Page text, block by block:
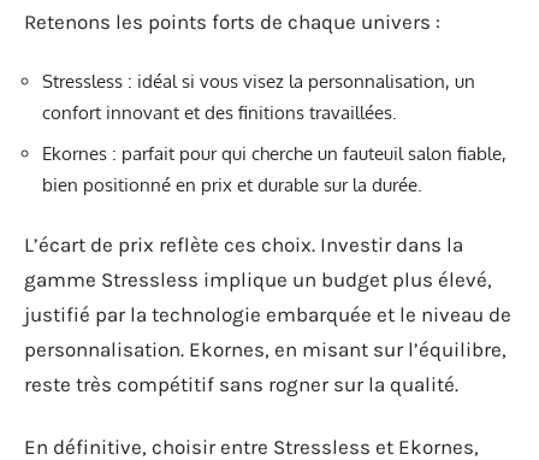
Retenons les points forts de chaque univers :
Stressless : idéal si vous visez la personnalisation, un
confort innovant et des finitions travaillées.
Ekornes : parfait pour qui cherche un fauteuil salon fiable,
bien positionné en prix et durable sur la durée.
L’écart de prix reflète ces choix. Investir dans la
gamme Stressless implique un budget plus élevé,
justifié par la technologie embarquée et le niveau de
personnalisation. Ekornes, en misant sur l’équilibre,
reste très compétitif sans rogner sur la qualité.
En définitive, choisir entre Stressless et Ekornes,